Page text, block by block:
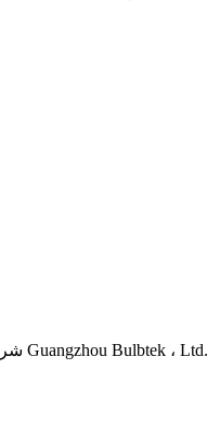
شرکت: شرکت فناوری الکترونیک Guangzhou Bulbtek ، Ltd.